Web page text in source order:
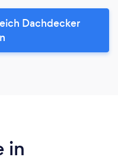
Dachdecker
in